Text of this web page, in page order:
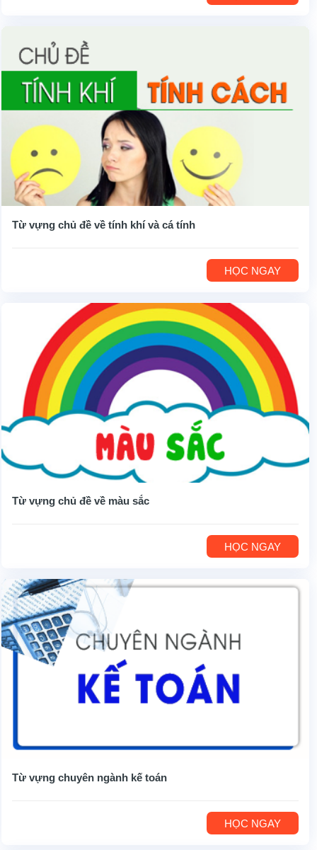
Từ vựng chủ đề về tính khí và cá tính
HỌC NGAY
Từ vựng chủ đề về màu sắc
HỌC NGAY
Từ vựng chuyên ngành kế toán
HỌC NGAY